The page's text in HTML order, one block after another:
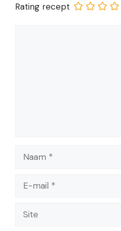
Rating recept
mail